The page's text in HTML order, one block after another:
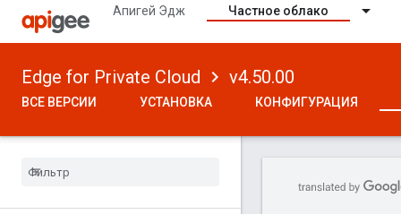
Апигей Эдж Частное облако
Edge for Private Cloud v4.50.00
ВСЕ ВЕРСИИ УСТАНОВКА КОНФИГУРАЦИЯ